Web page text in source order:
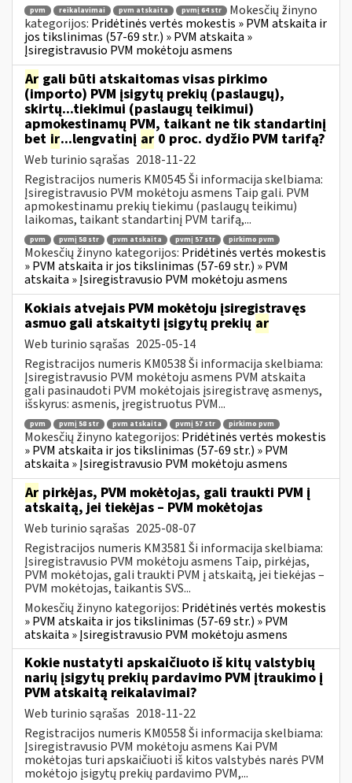
pvm reikalavimai pvm atskaita pvmį 64 str
Mokesčių žinyno
kategorijos: Pridėtinės vertės mokestis » PVM atskaita ir
jos tikslinimas (57-69 str.) » PVM atskaita »
Įsiregistravusio PVM mokėtoju asmens
Ar gali būti atskaitomas visas pirkimo
(importo) PVM įsigytų prekių (paslaugų),
skirtų...tiekimui (paslaugų teikimui)
apmokestinamų PVM, taikant ne tik standartinį
bet ir...lengvatinį ar 0 proc. dydžio PVM tarifą?
Web turinio sąrašas 2018-11-22
Registracijos numeris KM0545 Ši informacija skelbiama:
Įsiregistravusio PVM mokėtoju asmens Taip gali. PVM
apmokestinamu prekių tiekimu (paslaugų teikimu)
laikomas, taikant standartinį PVM tarifą,...
pvm pvmį 58 str pvm atskaita pvmį 57 str pirkimo pvm
Mokesčių žinyno kategorijos: Pridėtinės vertės mokestis
» PVM atskaita ir jos tikslinimas (57-69 str.) » PVM
atskaita » Įsiregistravusio PVM mokėtoju asmens
Kokiais atvejais PVM mokėtoju įsiregistravęs
asmuo gali atskaityti įsigytų prekių ar
Web turinio sąrašas 2025-05-14
Registracijos numeris KM0538 Ši informacija skelbiama:
Įsiregistravusio PVM mokėtoju asmens PVM atskaita
gali pasinaudoti PVM mokėtojais įsiregistravę asmenys,
išskyrus: asmenis, įregistruotus PVM...
pvm pvmį 58 str pvm atskaita pvmį 57 str pirkimo pvm
Mokesčių žinyno kategorijos: Pridėtinės vertės mokestis
» PVM atskaita ir jos tikslinimas (57-69 str.) » PVM
atskaita » Įsiregistravusio PVM mokėtoju asmens
Ar pirkėjas, PVM mokėtojas, gali traukti PVM į
atskaitą, jei tiekėjas – PVM mokėtojas
Web turinio sąrašas 2025-08-07
Registracijos numeris KM3581 Ši informacija skelbiama:
Įsiregistravusio PVM mokėtoju asmens Taip, pirkėjas,
PVM mokėtojas, gali traukti PVM į atskaitą, jei tiekėjas –
PVM mokėtojas, taikantis SVS...
Mokesčių žinyno kategorijos: Pridėtinės vertės mokestis
» PVM atskaita ir jos tikslinimas (57-69 str.) » PVM
atskaita » Įsiregistravusio PVM mokėtoju asmens
Kokie nustatyti apskaičiuoto iš kitų valstybių
narių įsigytų prekių pardavimo PVM įtraukimo į
PVM atskaitą reikalavimai?
Web turinio sąrašas 2018-11-22
Registracijos numeris KM0558 Ši informacija skelbiama:
Įsiregistravusio PVM mokėtoju asmens Kai PVM
mokėtojas turi apskaičiuoti iš kitos valstybės narės PVM
mokėtojo įsigytų prekių pardavimo PVM,...